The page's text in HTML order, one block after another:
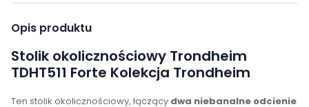
Opis produktu
Stolik okolicznościowy Trondheim
TDHT511 Forte Kolekcja Trondheim
Ten stolik okolicznościowy, łączący dwa niebanalne odcienie